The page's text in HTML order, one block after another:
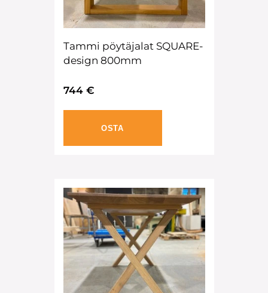
Tammi pöytäjalat SQUARE-
design 800mm
744 €
OSTA